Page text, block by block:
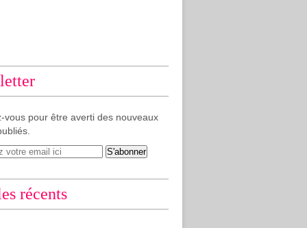
vous pour être averti des nouveaux
récents